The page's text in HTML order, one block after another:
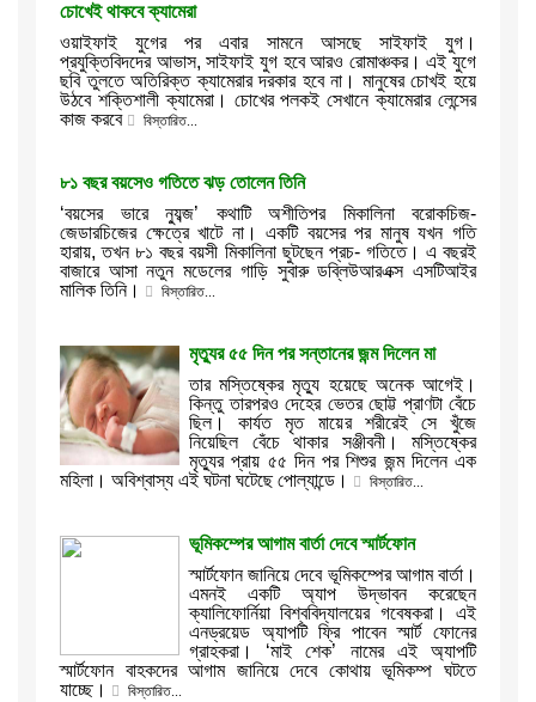
চোখেই থাকবে ক্যামেরা
ওয়াইফাই যুগের পর এবার সামনে আসছে সাইফাই যুগ।
প্রযুক্তিবিদদের আভাস, সাইফাই যুগ হবে আরও রোমাঞ্চকর। এই যুগে
ছবি তুলতে অতিরিক্ত ক্যামেরার দরকার হবে না। মানুষের চোখই হয়ে
উঠবে শক্তিশালী ক্যামেরা। চোখের পলকই সেখানে ক্যামেরার লেন্সের
কাজ করবে
বিস্তারিত...
৮১ বছর বয়সেও গতিতে ঝড় তোলেন তিনি
‘বয়সের ভারে ন্যুব্জ’ কথাটি অশীতিপর মিকালিনা বরোকচিজ-
জেডারচিজের ক্ষেত্রে খাটে না। একটি বয়সের পর মানুষ যখন গতি
হারায়, তখন ৮১ বছর বয়সী মিকালিনা ছুটছেন প্রচ- গতিতে। এ বছরই
বাজারে আসা নতুন মডেলের গাড়ি সুবারু ডব্লিউআরএক্স এসটিআইর
মালিক তিনি।
বিস্তারিত...
মৃত্যুর ৫৫ দিন পর সন্তানের জন্ম দিলেন মা
তার মস্তিষ্কের মৃত্যু হয়েছে অনেক আগেই।
কিন্তু তারপরও দেহের ভেতর ছোট্ট প্রাণটা বেঁচে
ছিল। কার্যত মৃত মায়ের শরীরেই সে খুঁজে
নিয়েছিল বেঁচে থাকার সঞ্জীবনী। মস্তিষ্কের
মৃত্যুর প্রায় ৫৫ দিন পর শিশুর জন্ম দিলেন এক
মহিলা। অবিশ্বাস্য এই ঘটনা ঘটেছে পোল্যান্ডে।
বিস্তারিত...
ভূমিকম্পের আগাম বার্তা দেবে স্মার্টফোন
স্মার্টফোন জানিয়ে দেবে ভূমিকম্পের আগাম বার্তা।
এমনই একটি অ্যাপ উদ্ভাবন করেছেন
ক্যালিফোর্নিয়া বিশ্ববিদ্যালয়ের গবেষকরা। এই
এনড্রয়েড অ্যাপটি ফ্রি পাবেন স্মার্ট ফোনের
গ্রাহকরা। ‘মাই শেক’ নামের এই অ্যাপটি
স্মার্টফোন বাহকদের আগাম জানিয়ে দেবে কোথায় ভূমিকম্প ঘটতে
যাচ্ছে।
বিস্তারিত...